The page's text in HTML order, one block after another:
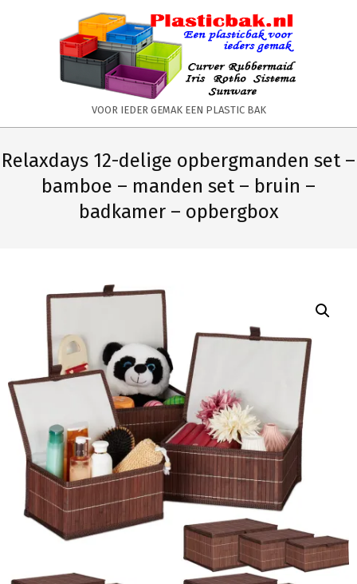
PLASTICBAK.NL
VOOR IEDER GEMAK EEN PLASTIC BAK
Navigation
Navigation
Relaxdays 12-delige opbergmanden set –
bamboe – manden set – bruin –
badkamer – opbergbox